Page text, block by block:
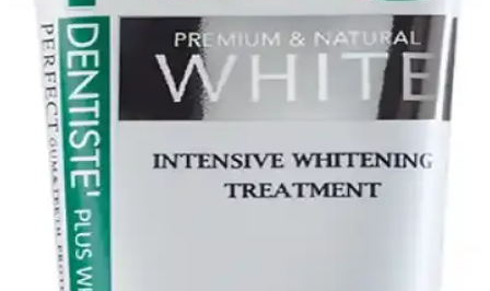
Ağız İçi Rahatsızlıkları Hafifletmek İçin Etkili Aft
Spreyleri Rehberi
Aft spreyleri, ağız içi yaraları ve ağrılarını hızlıca hafifletir, pratik
kullanımıyla günlük yaşam kalitenizi artırır. Doğru ürün ve kullanım
ile ağız sağlığınızı koruyun.
Aftoral Abfen Farma Ağız Spreyi: Ağız
Rahatsızlıklarını Hafifletmede Güvenilir Çözüm
Aftoral Abfen Farma ağız spreyi, ağız içi yaralar ve irritasyonlar için
geliştirilmiş, hızlı etkili ve pratik kullanımlı bir çözümdür. Ağrıyı
hafifletir, yara iyileşmesini destekler ve günlük yaşam kalitenizi